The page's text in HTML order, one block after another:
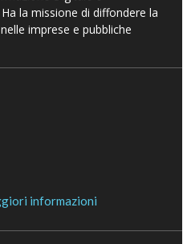
la missione di diffondere la
imprese e pubbliche
informazioni